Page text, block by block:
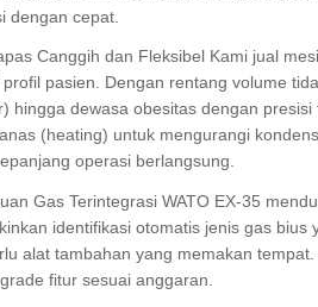
dengan cepat.
Canggih dan Fleksibel Kami jual
pasien. Dengan rentang volume
hingga dewasa obesitas dengan
(heating) untuk mengurangi
operasi berlangsung.
Gas Terintegrasi WATO EX-35
identifikasi otomatis jenis gas
alat tambahan yang memakan
fitur sesuai anggaran.